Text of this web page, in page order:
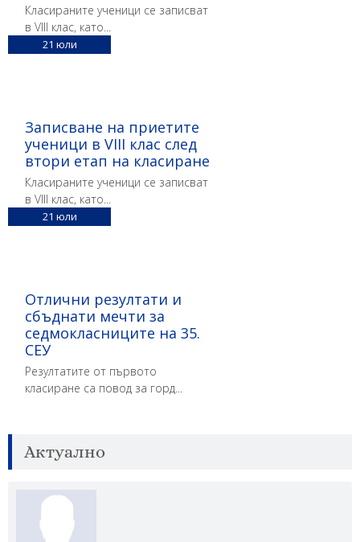
Класираните ученици се записват
в VIII клас, като...
21 юли
Записване на приетите
ученици в VIII клас след
втори етап на класиране
Класираните ученици се записват
в VIII клас, като...
21 юли
Отлични резултати и
сбъднати мечти за
седмокласниците на 35.
СЕУ
Резултатите от първото
класиране са повод за горд...
Актуално